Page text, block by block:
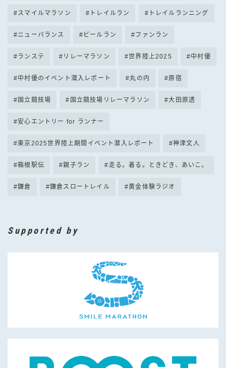
スマイルマラソン トレイルラン トレイルランニング
ニューバランス ビールラン ファンラン
ランステ リレーマラソン 世界陸上2025 中村優
中村優のイベント潜入レポート 丸の内 原宿
国立競技場 国立競技場リレーマラソン 大田原透
安心エントリー for ランナー
東京2025世界陸上期間イベント潜入レポート 神津文人
箱根駅伝 親子ラン 走る。着る。ときどき、あいこ。
鎌倉 鎌倉スロートレイル 黄金体験ラジオ
Supported by